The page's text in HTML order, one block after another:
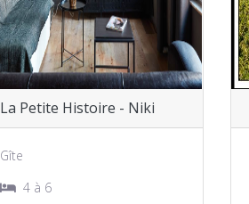
La Petite Histoire - Niki
Gîte
4 à 6